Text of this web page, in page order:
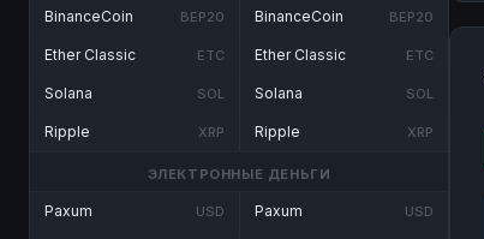
BinanceCoin BEP20
Ether Classic ETC
Solana SOL
Ripple XRP
BinanceCoin BEP20
Ether Classic ETC
Solana SOL
Ripple XRP
ЭЛЕКТРОННЫЕ ДЕНЬГИ
Paxum USD Paxum USD